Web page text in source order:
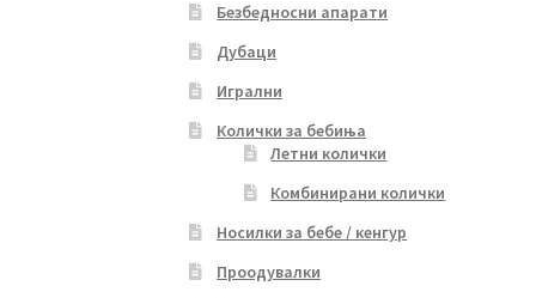
Безбедносни апарати
Дубаци
Игрални
Колички за бебиња
Летни колички
Комбинирани колички
Носилки за бебе / кенгур
Проодувалки